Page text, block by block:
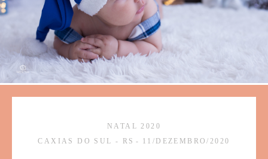
NATAL 2020
CAXIAS DO SUL - RS
11/DEZEMBRO/2020